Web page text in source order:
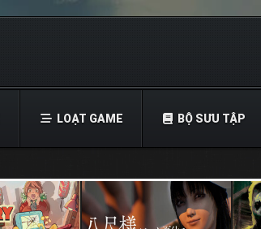
LOẠT GAME BỘ SƯU TẬP